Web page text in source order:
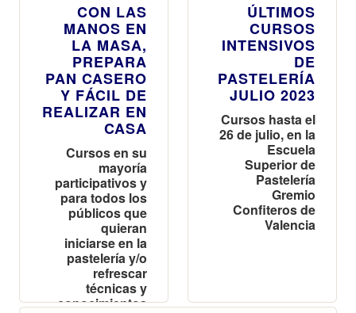
CON LAS
MANOS EN
LA MASA,
PREPARA
PAN CASERO
Y FÁCIL DE
REALIZAR EN
CASA
Cursos en su
mayoría
participativos y
para todos los
públicos que
quieran
iniciarse en la
pastelería y/o
refrescar
técnicas y
conocimientos
ÚLTIMOS
CURSOS
INTENSIVOS
DE
PASTELERÍA
JULIO 2023
Cursos hasta el
26 de julio, en la
Escuela
Superior de
Pastelería
Gremio
Confiteros de
Valencia